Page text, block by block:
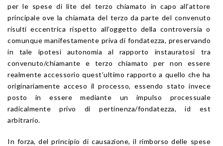
per le spese di lite del terzo chiamato in capo all’attore
principale ove la chiamata del terzo da parte del convenuto
risulti eccentrica rispetto all’oggetto della controversia o
comunque manifestamente priva di fondatezza, preservando
in tale ipotesi autonomia al rapporto instauratosi tra
convenuto/chiamante e terzo chiamato per non essere
realmente accessorio quest’ultimo rapporto a quello che ha
originariamente acceso il processo, essendo stato invece
posto in essere mediante un impulso processuale
radicalmente privo di pertinenza/fondatezza, id est
arbitrario.
In forza, del principio di causazione, il rimborso delle spese